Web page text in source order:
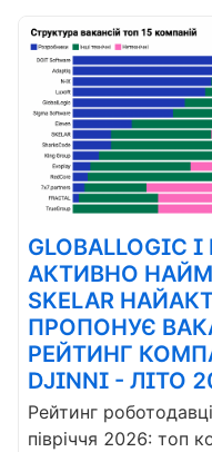
GLOBALLOGIC І
АКТИВНО
SKELAR
ПРОПОНУЄ
РЕЙТИНГ
DJINNI - ЛІТО
Рейтинг
півріччя 2026: топ